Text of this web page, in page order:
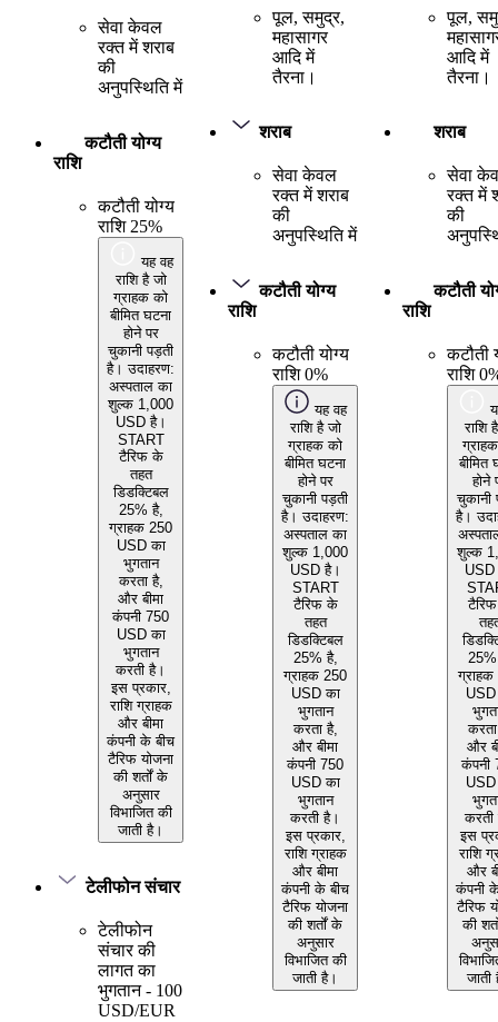
सेवा केवल
रक्त में शराब
की
अनुपस्थिति में
कटौती योग्य
राशि
कटौती योग्य
राशि 25%
यह वह
राशि है जो
ग्राहक को
बीमित घटना
होने पर
चुकानी पड़ती
है। उदाहरण:
अस्पताल का
शुल्क 1,000
USD है।
START
टैरिफ के
तहत
डिडक्टिबल
25% है,
ग्राहक 250
USD का
भुगतान
करता है,
और बीमा
कंपनी 750
USD का
भुगतान
करती है।
इस प्रकार,
राशि ग्राहक
और बीमा
कंपनी के बीच
टैरिफ योजना
की शर्तों के
अनुसार
विभाजित की
जाती है।
टेलीफोन संचार
टेलीफोन
संचार की
लागत का
भुगतान - 100
USD/EUR
पूल, समुद्र,
महासागर
आदि में
तैरना।
शराब
सेवा केवल
रक्त में शराब
की
अनुपस्थिति में
कटौती योग्य
राशि
कटौती योग्य
राशि 0%
यह वह
राशि है जो
ग्राहक को
बीमित घटना
होने पर
चुकानी पड़ती
है। उदाहरण:
अस्पताल का
शुल्क 1,000
USD है।
START
टैरिफ के
तहत
डिडक्टिबल
25% है,
ग्राहक 250
USD का
भुगतान
करता है,
और बीमा
कंपनी 750
USD का
भुगतान
करती है।
इस प्रकार,
राशि ग्राहक
और बीमा
कंपनी के बीच
टैरिफ योजना
की शर्तों के
अनुसार
विभाजित की
जाती है।
पूल,
आदि में
तैरना।
शराब
सेवा
रक्त में
की
कटौती
राशि
कटौती
राशि
राशि
बीमित
होने
चुकानी
है।
शुल्क
और
कंपनी
इस
राशि
और
कंपनी
टैरिफ
की
जाती